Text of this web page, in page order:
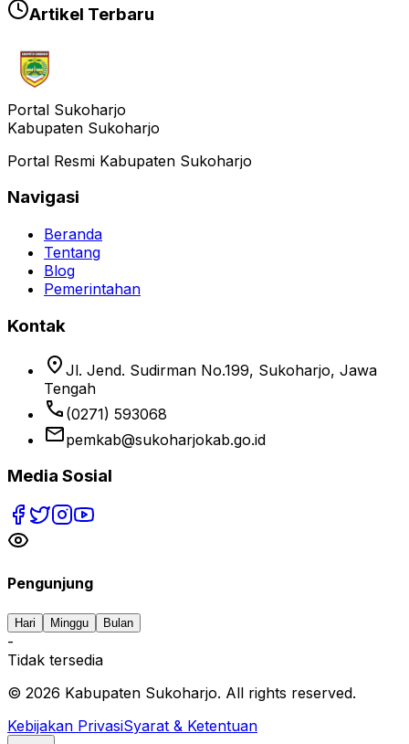
Artikel Terbaru
Portal Sukoharjo
Kabupaten Sukoharjo
Portal Resmi Kabupaten Sukoharjo
Navigasi
Beranda
Tentang
Blog
Pemerintahan
Kontak
location_on Jl. Jend. Sudirman No.199, Sukoharjo, Jawa
Tengah
phone (0271) 593068
emailpemkab@sukoharjokab.go.id
Media Sosial
Pengunjung
Hari Minggu Bulan
-
Tidak tersedia
© 2026 Kabupaten Sukoharjo. All rights reserved.
Kebijakan PrivasiSyarat & Ketentuan